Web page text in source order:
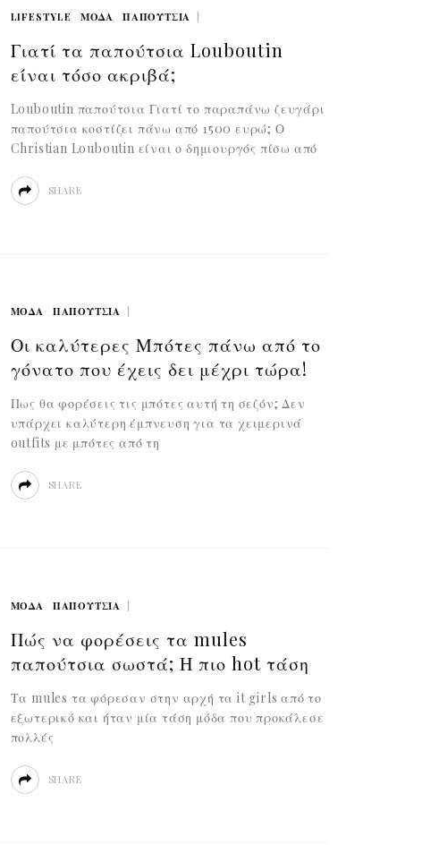
LIFESTYLE ΜΟΔΑ ΠΑΠΟΥΤΣΙΑ
Γιατί τα παπούτσια Louboutin
είναι τόσο ακριβά;
Louboutin παπούτσια Γιατί το παραπάνω ζευγάρι
παπούτσια κοστίζει πάνω από 1500 ευρώ; Ο
Christian Louboutin είναι ο δημιουργός πίσω από
SHARE
ΜΟΔΑ ΠΑΠΟΥΤΣΙΑ
Οι καλύτερες Μπότες πάνω από το
γόνατο που έχεις δει μέχρι τώρα!
Πως θα φορέσεις τις μπότες αυτή τη σεζόν; Δεν
υπάρχει καλύτερη έμπνευση για τα χειμερινά
outfits με μπότες από τη
SHARE
ΜΟΔΑ ΠΑΠΟΥΤΣΙΑ
Πώς να φορέσεις τα mules
παπούτσια σωστά; Η πιο hot τάση
Τα mules τα φόρεσαν στην αρχή τα it girls από το
εξωτερικό και ήταν μία τάση μόδα που προκάλεσε
πολλές
SHARE